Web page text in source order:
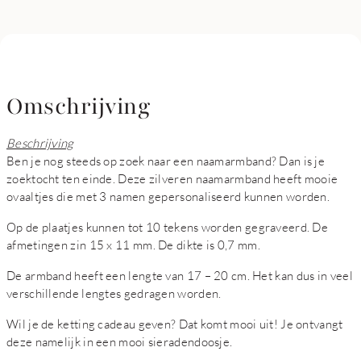
Omschrijving
Beschrijving
Ben je nog steeds op zoek naar een naamarmband? Dan is je
zoektocht ten einde. Deze zilveren naamarmband heeft mooie
ovaaltjes die met 3 namen gepersonaliseerd kunnen worden.
Op de plaatjes kunnen tot 10 tekens worden gegraveerd. De
afmetingen zin 15 x 11 mm. De dikte is 0,7 mm.
De armband heeft een lengte van 17 – 20 cm. Het kan dus in veel
verschillende lengtes gedragen worden.
Wil je de ketting cadeau geven? Dat komt mooi uit! Je ontvangt
deze namelijk in een mooi sieradendoosje.